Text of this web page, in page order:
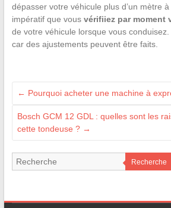
dépasser votre véhicule plus d’un mètre
impératif que vous vérifiiez par moment
de votre véhicule lorsque vous
car des ajustements peuvent être faits.
← Pourquoi acheter une machine à
Bosch GCM 12 GDL : quelles sont les
cette tondeuse ? →
Recherche